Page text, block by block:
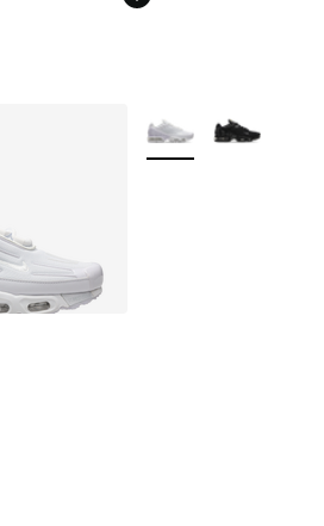
Weitere Farben